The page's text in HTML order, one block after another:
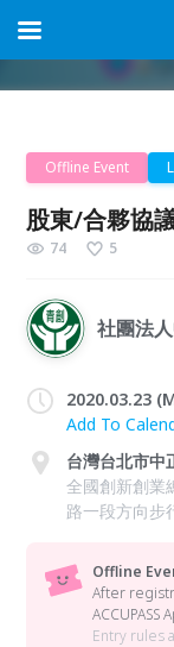
Offline Event
股東/合夥協
74 5
社團法
2020.03.23
Add To
台灣台北市中
全國創新創業
路一段方向步
Offline
After
Entry rules